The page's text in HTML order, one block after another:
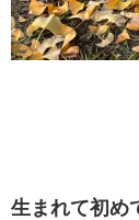
生まれて初め